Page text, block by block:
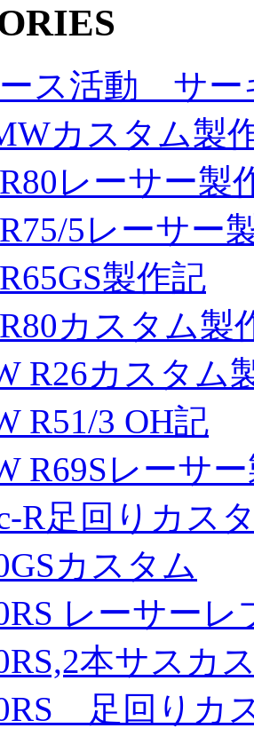
ス活動 サー
カスタム製
レーサー製
5レーサー
製作記
カスタム製
R26カスタム
R51/3 OH記
R69Sレーサ
R足回りカス
カスタム
レーサー
本サスカ
足回りカ